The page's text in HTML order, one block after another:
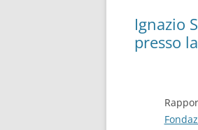
Ignazio
presso